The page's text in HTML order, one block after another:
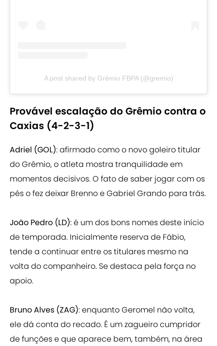
A post shared by Grêmio FBPA (@gremio)
Provável escalação do Grêmio contra o
Caxias (4-2-3-1)
Adriel (GOL): afirmado como o novo goleiro titular
do Grêmio, o atleta mostra tranquilidade em
momentos decisivos. O fato de saber jogar com os
pés o fez deixar Brenno e Gabriel Grando para trás.
João Pedro (LD): é um dos bons nomes deste início
de temporada. Inicialmente reserva de Fábio,
tende a continuar entre os titulares mesmo na
volta do companheiro. Se destaca pela força no
apoio.
Bruno Alves (ZAG): enquanto Geromel não volta,
ele dá conta do recado. É um zagueiro cumpridor
de funções e que aparece bem, também, na área